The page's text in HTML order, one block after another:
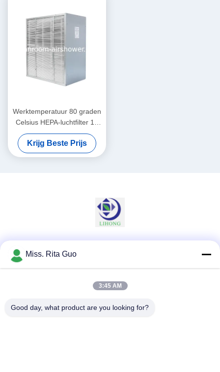
Werktemperatuur 80 graden
Celsius HEPA-luchtfilter 12
kg Gewicht Initiële druk
minder dan 120 Pa Perfect
voor HVAC-systemen
Krijg Beste Prijs
Miss. Rita Guo
3:45 AM
Good day, what product are you looking for?